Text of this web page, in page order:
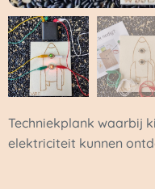
Techniekplank waarbij
elektriciteit kunnen